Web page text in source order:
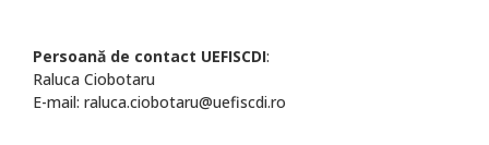
Persoană de contact UEFISCDI:
Raluca Ciobotaru
E-mail: raluca.ciobotaru@uefiscdi.ro